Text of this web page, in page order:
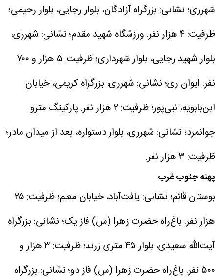
شهرری؛ نشانی: بزرگراه آزادگان، بلوار رجایی، بلوار رحیمی؛
ظرفیت: ۴ هزار نفر.
ورزشگاه شهید مقدم؛ نشانی: شهرری،
بلوار شهید رجایی، بلوار شهرداری؛ ظرفیت: ۵ هزار و ۷۰۰
نفر. ایوان ری؛ نشانی: شهرری، بزرگراه کریمی، خیابان
ابن‌بابویه، نبی‌پور؛ ظرفیت: ۲ هزار نفر.
پارکینگ مترو
جوانمرد؛ نشانی: شهرری، بلوار دستواره، بعد از میدان مادر؛
ظرفیت: ۳ هزار نفر.
پهنه جنوب غرب
بوستان قائم؛ نشانی: یافت‌آباد، خیابان معلم؛ ظرفیت: ۲۵
هزار نفر. باغ‌راه حضرت زهرا (س) فاز یک؛ نشانی: بزرگراه
آیت‌الله سعیدی، بلوار ۴۵ متری زرند؛ ظرفیت: ۳ هزار و
۵۰۰ نفر.
باغ‌راه حضرت زهرا (س) فاز دو؛ نشانی: بزرگراه